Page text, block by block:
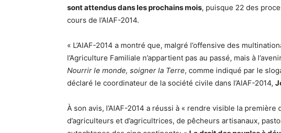
sont attendus dans les prochains mois, puisque 22 des
cours de l’AIAF-2014.
« L’AIAF-2014 a montré que, malgré l’offensive des
l’Agriculture Familiale n’appartient pas au passé, mais à
Nourrir le monde, soigner la Terre, comme indiqué par le
déclaré le coordinateur de la société civile dans l’AIAF-2014,
À son avis, l’AIAF-2014 a réussi à « rendre visible la première
d’agriculteurs et d’agricultrices, de pêcheurs artisanaux,